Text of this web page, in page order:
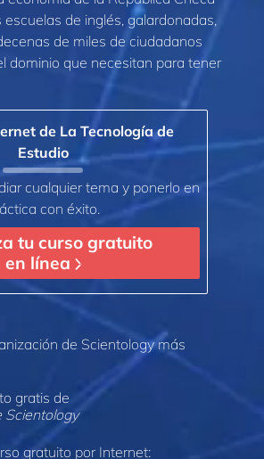
de inglés, galardonadas,
de miles de ciudadanos
dominio que necesitan para tener
de La Tecnología de
Estudio
cualquier tema y ponerlo en
con éxito.
tu curso gratuito
en línea
de Scientology más
gratis de
Scientology
gratuito por Internet: